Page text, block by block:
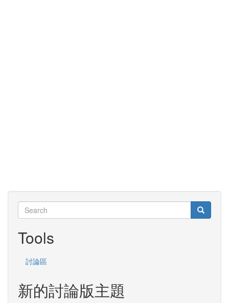
Search
Search Search
Tools
討論區
新的討論版主題